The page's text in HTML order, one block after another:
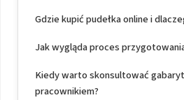
Gdzie kupić pudełka online i
Jak wygląda proces
Kiedy warto skonsultować
pracownikiem?